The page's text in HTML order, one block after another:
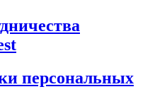
персональных